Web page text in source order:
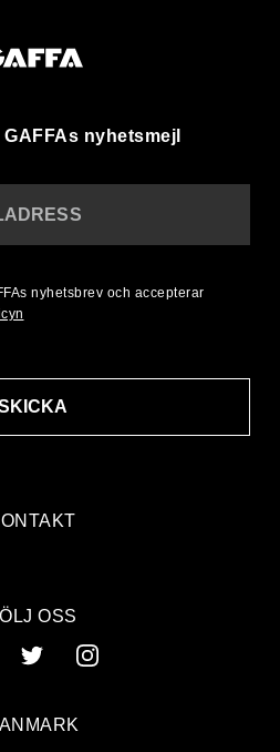
nyhetsmejl
nyhetsbrev och accepterar
OSS